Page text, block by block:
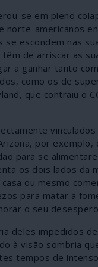
se em pleno
norte-americanos
escondem nas
de arriscar as
a ganhar tanto
como os de
que contraiu o
por
para se
os dois lados da
ou mesmo
para matar a
o seu
deles impedidos
à visão sombria
tempos de